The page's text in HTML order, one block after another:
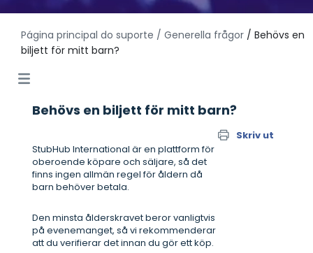
Página principal do suporte / Generella frågor / Behövs en
biljett för mitt barn?
Behövs en biljett för mitt barn?
Skriv ut
StubHub International är en plattform för
oberoende köpare och säljare, så det
finns ingen allmän regel för åldern då
barn behöver betala.
Den minsta ålderskravet beror vanligtvis
på evenemanget, så vi rekommenderar
att du verifierar det innan du gör ett köp.